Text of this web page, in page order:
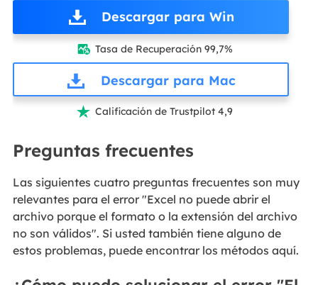
Descargar para Win
 Tasa de Recuperación 99,7%
Descargar para Mac
 Calificación de Trustpilot 4,9
Preguntas frecuentes
Las siguientes cuatro preguntas frecuentes son muy
relevantes para el error "Excel no puede abrir el
archivo porque el formato o la extensión del archivo
no son válidos". Si usted también tiene alguno de
estos problemas, puede encontrar los métodos aquí.